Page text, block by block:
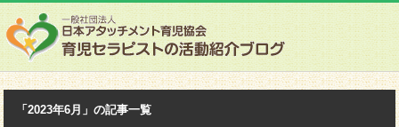
「2023年6月」の記事一覧